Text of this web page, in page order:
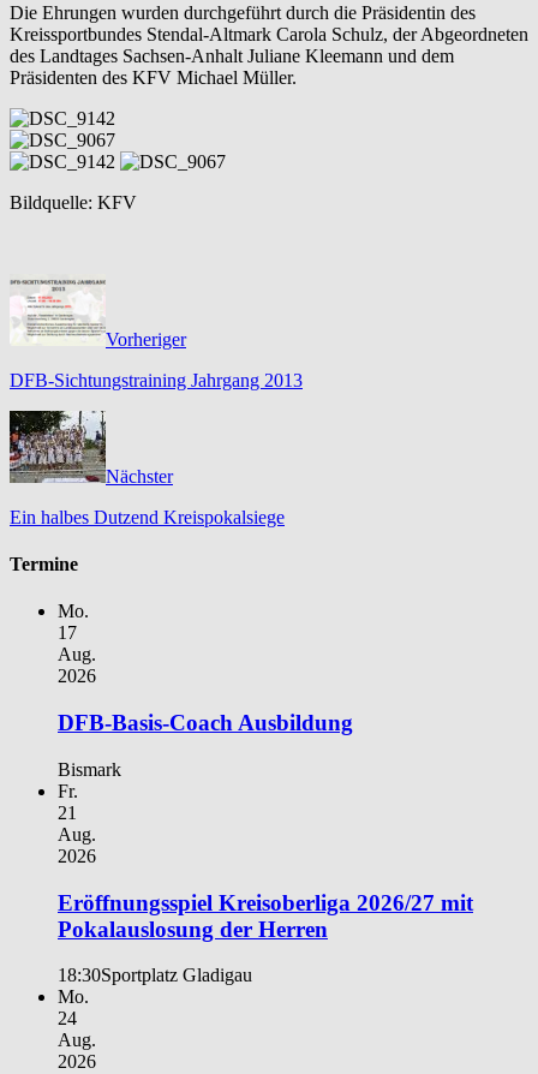
Die Ehrungen wurden durchgeführt durch die Präsidentin des
Kreissportbundes Stendal-Altmark Carola Schulz, der Abgeordneten
des Landtages Sachsen-Anhalt Juliane Kleemann und dem
Präsidenten des KFV Michael Müller.
Bildquelle: KFV
Vorheriger
DFB-Sichtungstraining Jahrgang 2013
Nächster
Ein halbes Dutzend Kreispokalsiege
Termine
Mo.
17
Aug.
2026
DFB-Basis-Coach Ausbildung
Bismark
Fr.
21
Aug.
2026
Eröffnungsspiel Kreisoberliga 2026/27 mit
Pokalauslosung der Herren
18:30Sportplatz Gladigau
Mo.
24
Aug.
2026